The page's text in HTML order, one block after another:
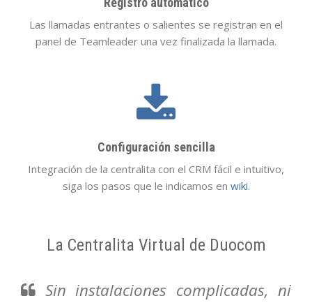
Las llamadas entrantes o salientes se registran en el
panel de Teamleader una vez finalizada la llamada.
Configuración sencilla
Integración de la centralita con el CRM fácil e intuitivo,
siga los pasos que le indicamos en wiki.
La Centralita Virtual de Duocom
Sin instalaciones complicadas, ni